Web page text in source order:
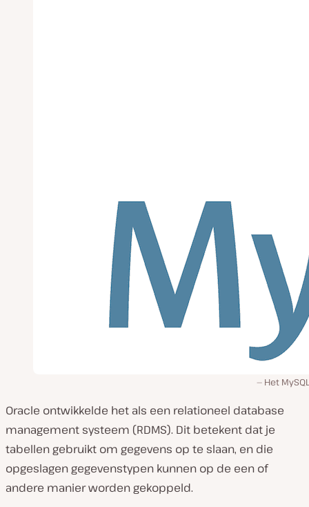
Het
Oracle ontwikkelde het als een relationeel database
management systeem (RDMS). Dit betekent dat je
tabellen gebruikt om gegevens op te slaan, en die
opgeslagen gegevenstypen kunnen op de een of
andere manier worden gekoppeld.